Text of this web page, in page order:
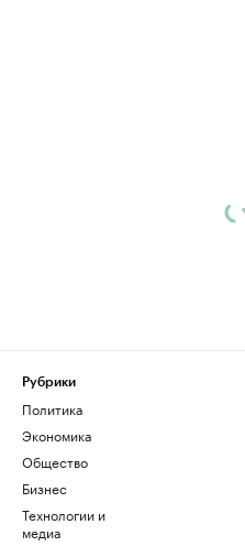
Рубрики
Политика
Экономика
Общество
Бизнес
Технологии и
медиа